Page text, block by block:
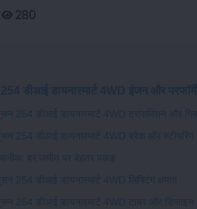
280
डीआई डायनास्मार्ट 4WD इंजन और
254 डीआई डायनास्मार्ट 4WD ट्रांसमिशन और
254 डीआई डायनास्मार्ट 4WD ब्रेक और स्टीयरिंग
हर जमीन पर बेहतर पकड़
254 डीआई डायनास्मार्ट 4WD लिफ्टिंग क्षमता
254 डीआई डायनास्मार्ट 4WD टायर और डिजाइन